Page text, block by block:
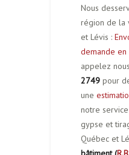
Nous
région de la
et Lévis :
demande en
appelez
2749 pour
une
notre
gypse et
Québec et